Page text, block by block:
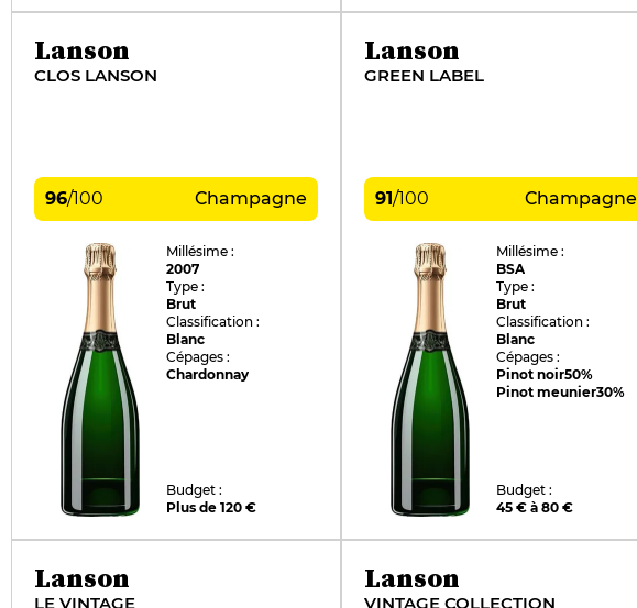
Lanson
CLOS LANSON
96/100 Champagne
Millésime :
2007
Type :
Brut
Classification :
Blanc
Cépages :
Chardonnay
Budget :
Plus de 120 €
Lanson
GREEN LABEL
91/100 Champagne
Millésime :
BSA
Type :
Brut
Classification :
Blanc
Cépages :
Pinot noir50%
Pinot meunier30%
Budget :
45 € à 80 €
Lanson
LE VINTAGE
Lanson
VINTAGE COLLECTION